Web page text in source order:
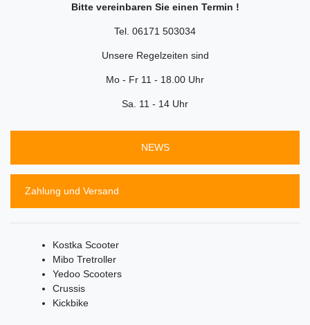
Bitte vereinbaren Sie einen Termin !
Tel. 06171 503034
Unsere Regelzeiten sind
Mo - Fr 11 - 18.00 Uhr
Sa. 11 - 14 Uhr
NEWS
Zahlung und Versand
Kostka Scooter
Mibo Tretroller
Yedoo Scooters
Crussis
Kickbike